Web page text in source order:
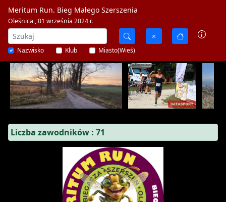
Meritum Run. Bieg Małego Szerszenia
Oleśnica , 01 września 2024 r.
Nazwisko Klub Miasto(Wieś)
Liczba zawodników : 71